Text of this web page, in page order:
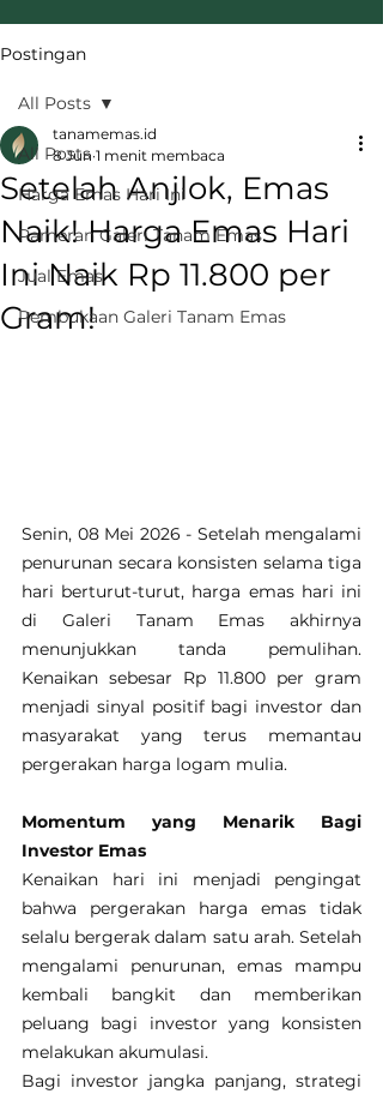
Postingan
All Posts
Harga Emas Hari Ini
Pameran Galeri Tanam Emas
Jual Emas
Pembukaan Galeri Tanam Emas
All Posts
Setelah Anjlok, Emas
Naik! Harga Emas Hari
Ini Naik Rp 11.800 per
Gram!
tanamemas.id
8 Jun 1 menit membaca
Senin, 08 Mei 2026 - Setelah mengalami
penurunan secara konsisten selama tiga
hari berturut-turut, harga emas hari ini
di Galeri Tanam Emas akhirnya
menunjukkan tanda pemulihan.
Kenaikan sebesar Rp 11.800 per gram
menjadi sinyal positif bagi investor dan
masyarakat yang terus memantau
pergerakan harga logam mulia.
Momentum yang Menarik Bagi
Investor Emas
Kenaikan hari ini menjadi pengingat
bahwa pergerakan harga emas tidak
selalu bergerak dalam satu arah. Setelah
mengalami penurunan, emas mampu
kembali bangkit dan memberikan
peluang bagi investor yang konsisten
melakukan akumulasi.
Bagi investor jangka panjang, strategi